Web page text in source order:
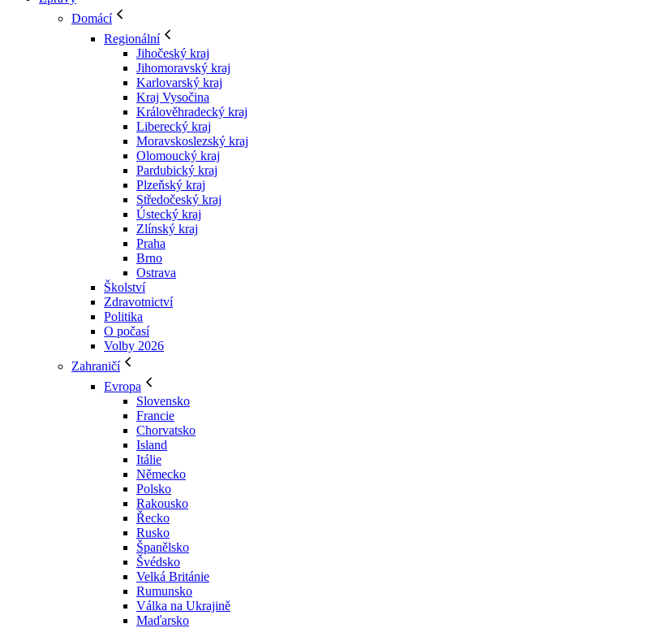
Domácí
Regionální
Jihočeský kraj
Jihomoravský kraj
Karlovarský kraj
Kraj Vysočina
Králověhradecký kraj
Liberecký kraj
Moravskoslezský kraj
Olomoucký kraj
Pardubický kraj
Plzeňský kraj
Středočeský kraj
Ústecký kraj
Zlínský kraj
Praha
Brno
Ostrava
Školství
Zdravotnictví
Politika
O počasí
Volby 2026
Zahraničí
Evropa
Slovensko
Francie
Chorvatsko
Island
Itálie
Německo
Polsko
Rakousko
Řecko
Rusko
Španělsko
Švédsko
Velká Británie
Rumunsko
Válka na Ukrajině
Maďarsko